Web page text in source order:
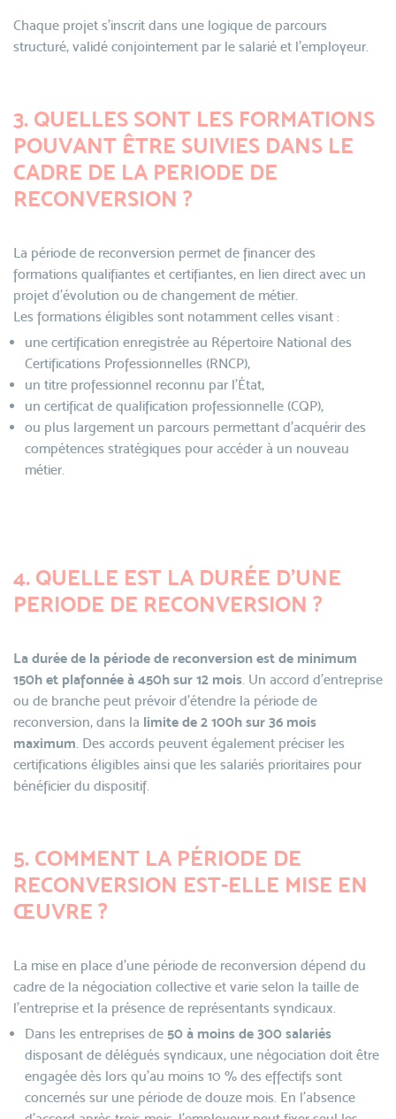
Chaque projet s’inscrit dans une logique de parcours
structuré, validé conjointement par le salarié et l’employeur.
3. QUELLES SONT LES FORMATIONS
POUVANT ÊTRE SUIVIES DANS LE
CADRE DE LA PERIODE DE
RECONVERSION ?
La période de reconversion permet de financer des
formations qualifiantes et certifiantes, en lien direct avec un
projet d’évolution ou de changement de métier.
Les formations éligibles sont notamment celles visant :
une certification enregistrée au Répertoire National des
Certifications Professionnelles (RNCP),
un titre professionnel reconnu par l’État,
un certificat de qualification professionnelle (CQP),
ou plus largement un parcours permettant d’acquérir des
compétences stratégiques pour accéder à un nouveau
métier.
4. QUELLE EST LA DURÉE D’UNE
PERIODE DE RECONVERSION ?
La durée de la période de reconversion est de minimum
150h et plafonnée à 450h sur 12 mois. Un accord d’entreprise
ou de branche peut prévoir d’étendre la période de
reconversion, dans la limite de 2 100h sur 36 mois
maximum. Des accords peuvent également préciser les
certifications éligibles ainsi que les salariés prioritaires pour
bénéficier du dispositif.
5. COMMENT LA PÉRIODE DE
RECONVERSION EST-ELLE MISE EN
ŒUVRE ?
La mise en place d’une période de reconversion dépend du
cadre de la négociation collective et varie selon la taille de
l’entreprise et la présence de représentants syndicaux.
Dans les entreprises de 50 à moins de 300 salariés
disposant de délégués syndicaux, une négociation doit être
engagée dès lors qu’au moins 10 % des effectifs sont
concernés sur une période de douze mois. En l’absence